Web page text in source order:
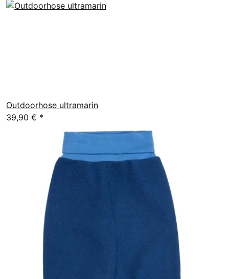
Outdoorhose ultramarin
39,90 € *